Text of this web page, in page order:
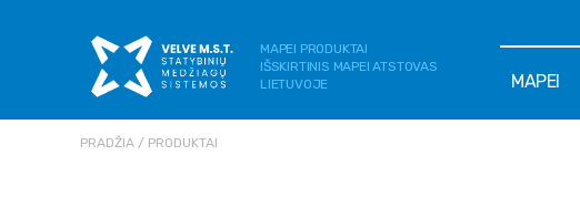
MAPEI PRODUKTAI
IŠSKIRTINIS MAPEI ATSTOVAS
LIETUVOJE
MAPEI
PRADŽIA PRODUKTAI